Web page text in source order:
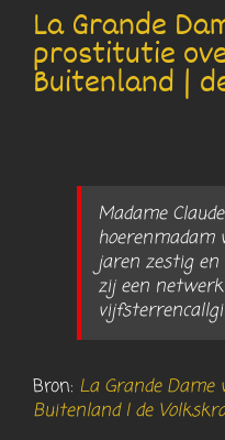
La Grande
prostitutie
Buitenland |
Madame
hoerenmadam
jaren zestig en
zij een
Bron: La Grande
Buitenland | de